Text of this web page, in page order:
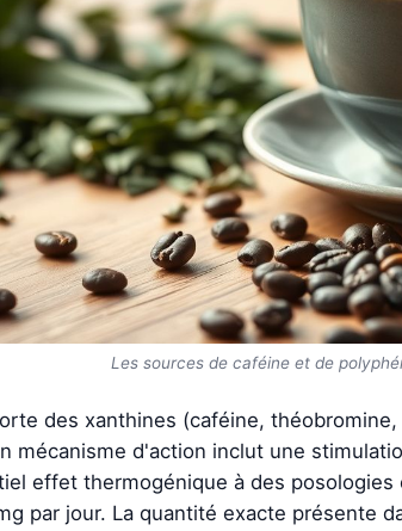
Les sources de caféine et de
des xanthines (caféine,
mécanisme d'action inclut une
effet thermogénique à des posologies
par jour. La quantité exacte présente